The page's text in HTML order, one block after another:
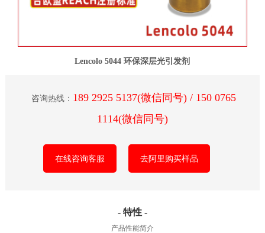
Lencolo 5044 环保深层光引发剂
咨询热线： 189 2925 5137(微信同号) / 150 0765
1114(微信同号)
在线咨询客服 去阿里购买样品
- 特性 -
产品性能简介